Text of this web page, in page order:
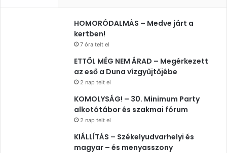
HOMORÓDALMÁS – Medve járt a
kertben!
7 óra telt el
ETTŐL MÉG NEM ÁRAD – Megérkezett
az eső a Duna vízgyűjtőjébe
2 nap telt el
KOMOLYSÁG! – 30. Minimum Party
alkotótábor és szakmai fórum
2 nap telt el
KIÁLLÍTÁS – Székelyudvarhelyi és
magyar – és menyasszony